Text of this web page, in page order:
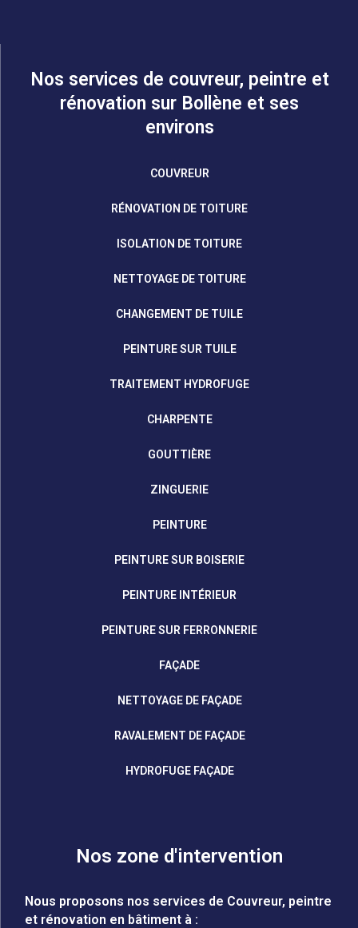
Nos services de couvreur, peintre et
rénovation sur Bollène et ses
environs
COUVREUR
RÉNOVATION DE TOITURE
ISOLATION DE TOITURE
NETTOYAGE DE TOITURE
CHANGEMENT DE TUILE
PEINTURE SUR TUILE
TRAITEMENT HYDROFUGE
CHARPENTE
GOUTTIÈRE
ZINGUERIE
PEINTURE
PEINTURE SUR BOISERIE
PEINTURE INTÉRIEUR
PEINTURE SUR FERRONNERIE
FAÇADE
NETTOYAGE DE FAÇADE
RAVALEMENT DE FAÇADE
HYDROFUGE FAÇADE
Nos zone d'intervention
Nous proposons nos services de Couvreur, peintre
et rénovation en bâtiment à :